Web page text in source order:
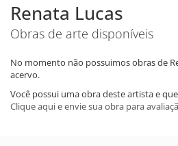
Renata Lucas
Obras de arte disponíveis
No momento não possuimos obras de
acervo.
Você possui uma obra deste artista e
Clique aqui e envie sua obra para